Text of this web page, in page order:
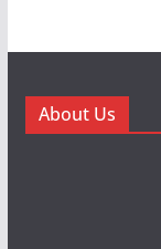
About Us